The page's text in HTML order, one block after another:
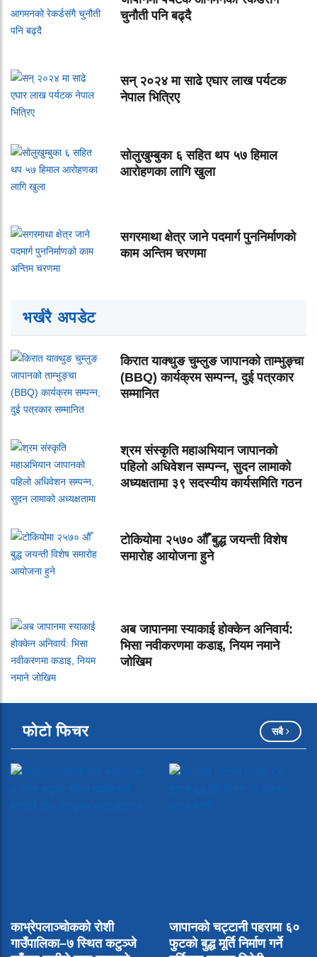
चुनौती पनि बढ्दै
सन् २०२४ मा साढे एघार लाख पर्यटक
नेपाल भित्रिए
सोलुखुम्बुका ६ सहित थप ५७ हिमाल
आरोहणका लागि खुला
सगरमाथा क्षेत्र जाने पदमार्ग पुननिर्माणको
काम अन्तिम चरणमा
भर्खरै अपडेट
किरात याक्थुङ चुम्लुङ जापानको ताम्भुङ्चा
(BBQ) कार्यक्रम सम्पन्न, दुई पत्रकार
सम्मानित
श्रम संस्कृति महाअभियान जापानको
पहिलो अधिवेशन सम्पन्न, सुदन लामाको
अध्यक्षतामा ३९ सदस्यीय कार्यसमिति गठन
टोकियोमा २५७० औँ बुद्ध जयन्ती विशेष
समारोह आयोजना हुने
अब जापानमा स्याकाई होक्केन अनिवार्य:
भिसा नवीकरणमा कडाइ, नियम नमाने
जोखिम
फोटो फिचर सबै
काभ्रेपलाञ्चोकको रोशी
गाउँपालिका–७ स्थित कटुञ्जे
जापानको चट्टानी पहरामा ६०
फुटको बुद्ध मूर्ति निर्माण गर्ने